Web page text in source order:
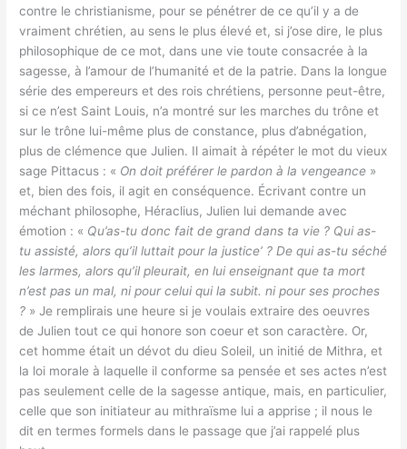
contre le christianisme, pour se pénétrer de ce qu’il y a de
vraiment chrétien, au sens le plus élevé et, si j’ose dire, le plus
philosophique de ce mot, dans une vie toute consacrée à la
sagesse, à l’amour de l’humanité et de la patrie. Dans la longue
série des empereurs et des rois chrétiens, personne peut-être,
si ce n’est Saint Louis, n’a montré sur les marches du trône et
sur le trône lui-même plus de constance, plus d’abnégation,
plus de clémence que Julien. Il aimait à répéter le mot du vieux
sage Pittacus : « On doit préférer le pardon à la vengeance »
et, bien des fois, il agit en conséquence. Écrivant contre un
méchant philosophe, Héraclius, Julien lui demande avec
émotion : « Qu’as-tu donc fait de grand dans ta vie ? Qui as-
tu assisté, alors qu’il luttait pour la justice’ ? De qui as-tu séché
les larmes, alors qu’il pleurait, en lui enseignant que ta mort
n’est pas un mal, ni pour celui qui la subit. ni pour ses proches
? » Je remplirais une heure si je voulais extraire des oeuvres
de Julien tout ce qui honore son coeur et son caractère. Or,
cet homme était un dévot du dieu Soleil, un initié de Mithra, et
la loi morale à laquelle il conforme sa pensée et ses actes n’est
pas seulement celle de la sagesse antique, mais, en particulier,
celle que son initiateur au mithraïsme lui a apprise ; il nous le
dit en termes formels dans le passage que j’ai rappelé plus